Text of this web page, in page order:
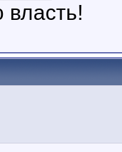
власть!